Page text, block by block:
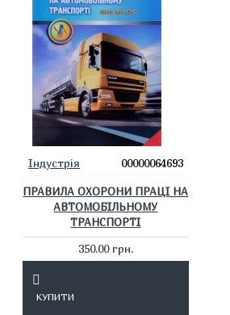
Індустрія 00000064693
ПРАВИЛА ОХОРОНИ ПРАЦІ НА
АВТОМОБІЛЬНОМУ
ТРАНСПОРТІ
350.00 грн.
КУПИТИ